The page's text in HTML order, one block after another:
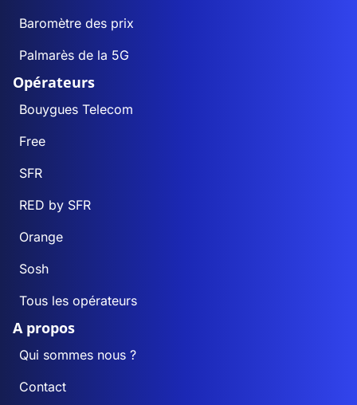
Baromètre des prix
Palmarès de la 5G
Opérateurs
Bouygues Telecom
Free
SFR
RED by SFR
Orange
Sosh
Tous les opérateurs
A propos
Qui sommes nous ?
Contact